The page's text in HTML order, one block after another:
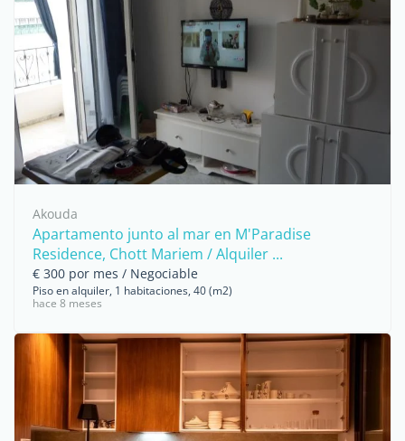
Akouda
Apartamento junto al mar en M'Paradise
Residence, Chott Mariem / Alquiler ...
€ 300 por mes / Negociable
Piso en alquiler, 1 habitaciones, 40 (m2)
hace 8 meses